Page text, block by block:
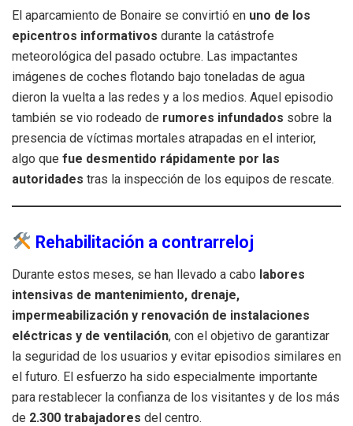
El aparcamiento de Bonaire se convirtió en uno de los
epicentros informativos durante la catástrofe
meteorológica del pasado octubre. Las impactantes
imágenes de coches flotando bajo toneladas de agua
dieron la vuelta a las redes y a los medios. Aquel episodio
también se vio rodeado de rumores infundados sobre la
presencia de víctimas mortales atrapadas en el interior,
algo que fue desmentido rápidamente por las
autoridades tras la inspección de los equipos de rescate.
Rehabilitación a contrarreloj
Durante estos meses, se han llevado a cabo labores
intensivas de mantenimiento, drenaje,
impermeabilización y renovación de instalaciones
eléctricas y de ventilación, con el objetivo de garantizar
la seguridad de los usuarios y evitar episodios similares en
el futuro. El esfuerzo ha sido especialmente importante
para restablecer la confianza de los visitantes y de los más
de 2.300 trabajadores del centro.